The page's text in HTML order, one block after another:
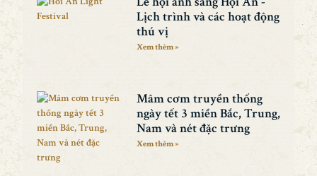
Lịch trình và các hoạt động
thú vị
Xem thêm »
Mâm cơm truyền thống
ngày tết 3 miền Bắc, Trung,
Nam và nét đặc trưng
Xem thêm »